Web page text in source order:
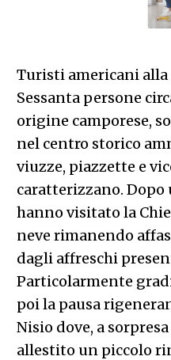
Turisti americani alla
Sessanta persone
origine camporese,
nel centro storico
viuzze, piazzette e
caratterizzano. Dopo
hanno visitato la
neve rimanendo
dagli affreschi
Particolarmente
poi la pausa
Nisio dove, a
allestito un piccolo